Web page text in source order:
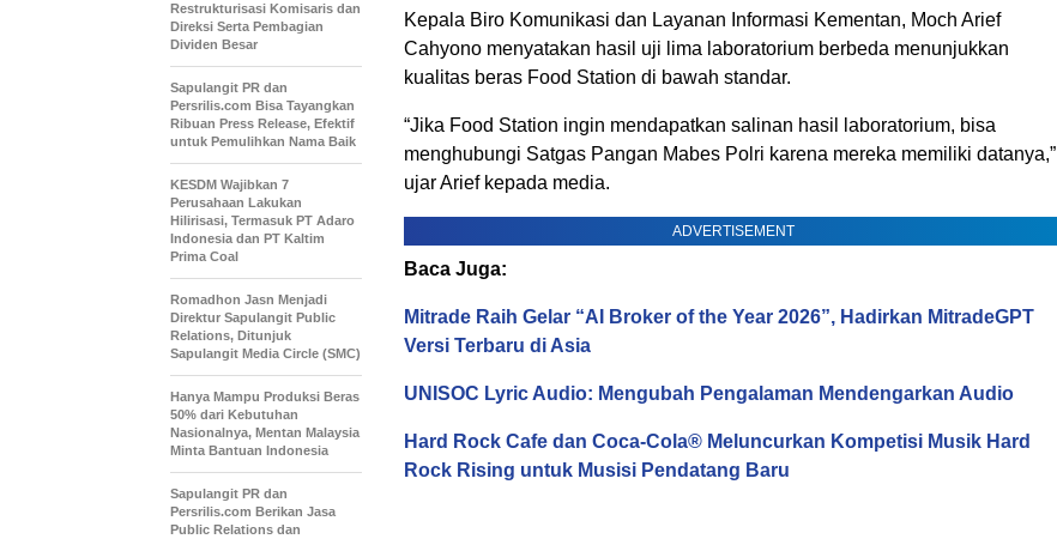
Kepala Biro Komunikasi dan Layanan Informasi Kementan, Moch Arief
Cahyono menyatakan hasil uji lima laboratorium berbeda menunjukkan
kualitas beras Food Station di bawah standar.
“Jika Food Station ingin mendapatkan salinan hasil laboratorium, bisa
menghubungi Satgas Pangan Mabes Polri karena mereka memiliki datanya,”
ujar Arief kepada media.
ADVERTISEMENT
Baca Juga:
Mitrade Raih Gelar “AI Broker of the Year 2026”, Hadirkan MitradeGPT
Versi Terbaru di Asia
UNISOC Lyric Audio: Mengubah Pengalaman Mendengarkan Audio
Hard Rock Cafe dan Coca-Cola® Meluncurkan Kompetisi Musik Hard
Rock Rising untuk Musisi Pendatang Baru
Restrukturisasi Komisaris dan
Direksi Serta Pembagian
Dividen Besar
Sapulangit PR dan
Persrilis.com Bisa Tayangkan
Ribuan Press Release, Efektif
untuk Pemulihkan Nama Baik
KESDM Wajibkan 7
Perusahaan Lakukan
Hilirisasi, Termasuk PT Adaro
Indonesia dan PT Kaltim
Prima Coal
Romadhon Jasn Menjadi
Direktur Sapulangit Public
Relations, Ditunjuk
Sapulangit Media Circle (SMC)
Hanya Mampu Produksi Beras
50% dari Kebutuhan
Nasionalnya, Mentan Malaysia
Minta Bantuan Indonesia
Sapulangit PR dan
Persrilis.com Berikan Jasa
Public Relations dan